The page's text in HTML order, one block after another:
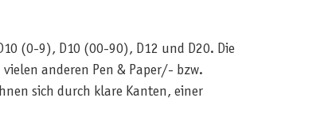
(0-9), D10 (00-90), D12 und D20. Die
anderen Pen & Paper/- bzw.
sich durch klare Kanten, einer